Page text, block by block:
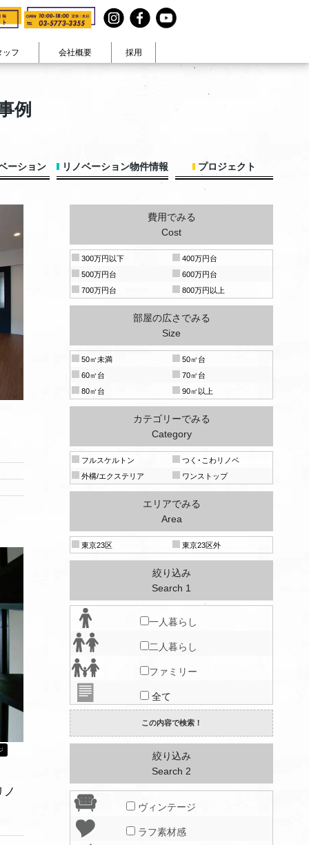
和モダン
ペットと暮らす
コト』
ッフ 会社概要 採用
例
ーション リノベーション物件情報 プロジェクト
ノ
費用でみる
Cost
300万円以下
400万円台
500万円台
600万円台
700万円台
800万円以上
部屋の広さでみる
Size
50㎡未満
50㎡台
60㎡台
70㎡台
80㎡台
90㎡以上
カテゴリーでみる
Category
フルスケルトン
つく･こわリノベ
外構/エクステリア
ワンストップ
エリアでみる
Area
東京23区 東京23区外
絞り込み
Search 1
一人暮らし
二人暮らし
ファミリー
全て
絞り込み
Search 2
ヴィンテージ
ラフ素材感